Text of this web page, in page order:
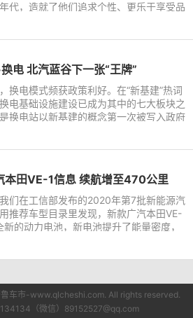
代，造就了他们追求个性、更乐于享受品
所以90后消费者要求高且难取悦是市场
电 北汽蓝谷下一张“王牌”
换电模式频获政策利好。在“新基建”热词
电基础设施建设已成为其中的七大板块之
换电站以新基建的概念第一次被写入政府
对于新能源汽车可持续发展具有重要的积
本田VE-1信息 续航增至470公里
们在工信部发布的2020年第7批新能源汽
推荐车型目录里发现，新款广汽本田VE-
新的动力电池，新电池提升了能量密度，
不变的情况下，NEDC工况续航里程从40
车市-www.qlcheshi.com. All rights reserved.
（微信）89152527@qq.com